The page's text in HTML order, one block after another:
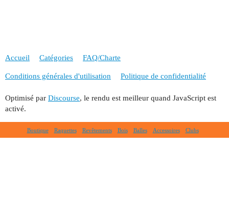
Accueil Catégories FAQ/Charte
Conditions générales d'utilisation Politique de confidentialité
Optimisé par Discourse, le rendu est meilleur quand JavaScript est
activé.
Boutique Raquettes Revêtements Bois Balles Accessoires Clubs